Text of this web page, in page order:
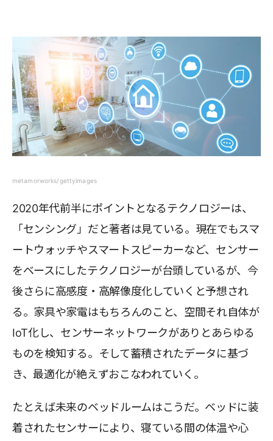
metamorworks/gettyimages
2020年代前半にポイントとなるテクノロジーは、
「センシング」だと著者は見ている。現在でもスマ
ートウォッチやスマートスピーカーなど、センサー
をベースにしたテクノロジーが台頭しているが、今
後さらに高感度・高解像度化していくと予想され
る。家具や家電はもちろんのこと、空間それ自体が
IoT化し、センサーネットワークがありとあらゆる
ものを検知する。そして蓄積されたデータに基づ
き、最適化が絶えずおこなわれていく。
たとえば未来のベッドルームはこうだ。ベッドに装
着されたセンサーにより、寝ている間の体温や心